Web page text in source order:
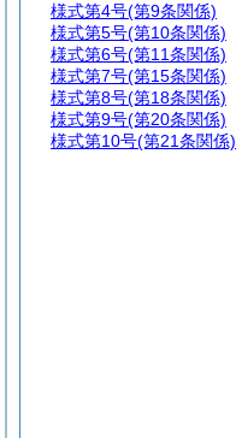
様式第4号(第9条関係)
様式第5号(第10条関係)
様式第6号(第11条関係)
様式第7号(第15条関係)
様式第8号(第18条関係)
様式第9号(第20条関係)
様式第10号(第21条関係)